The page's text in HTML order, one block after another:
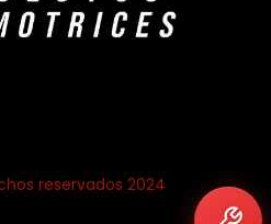
reservados 2024